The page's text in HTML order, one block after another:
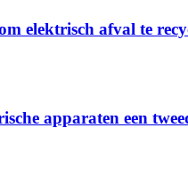
elektrisch afval te
apparaten een